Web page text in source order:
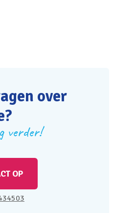
over
verder!
OP